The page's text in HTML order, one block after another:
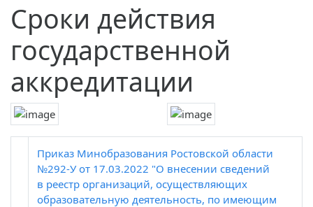
Сроки действия
государственной
аккредитации
Приказ Минобразования Ростовской области
№292-У от 17.03.2022 "О внесении сведений
в реестр организаций, осуществляющих
образовательную деятельность, по имеющим